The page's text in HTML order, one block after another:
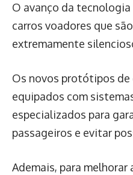
O avanço da
carros voadores que são
extremamente
Os novos protótipos de
equipados com
especializados para
passageiros e evitar
Ademais, para